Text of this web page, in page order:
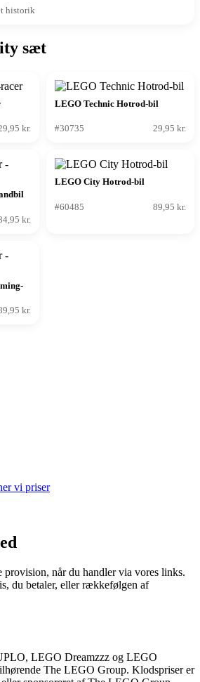
historik
sæt
kr.
LEGO Technic Hotrod-bil
#30735 29,95 kr.
kr.
LEGO City Hotrod-bil
#60485 89,95 kr.
kr.
vi priser
provision, når du handler via vores links.
du betaler, eller rækkefølgen af
LEGO Dreamzzz og LEGO
The LEGO Group. Klodspriser er